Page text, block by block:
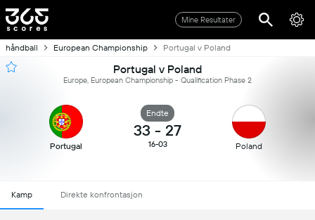
Mine Resultater
håndball European Championship Portugal v Poland
Portugal v Poland
Europe, European Championship - Qualification Phase 2
Portugal
Endte
33 - 27
16-03 Poland
Kamp Direkte konfrontasjon